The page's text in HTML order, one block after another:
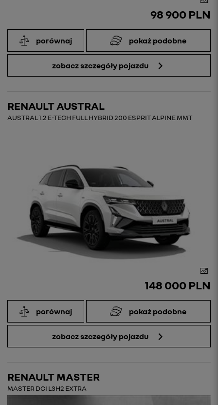
98 900 PLN
porównaj pokaż podobne
zobacz szczegóły pojazdu
RENAULT AUSTRAL
AUSTRAL 1.2 E-TECH FULL HYBRID 200 ESPRIT ALPINE MMT
148 000 PLN
porównaj pokaż podobne
zobacz szczegóły pojazdu
RENAULT MASTER
MASTER DCI L3H2 EXTRA